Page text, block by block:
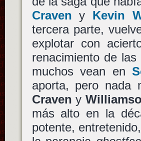
Craven y Kevin
tercera parte,
explotar con
renacimiento de
muchos vean en
aporta, pero nada
Craven y
más alto en la
potente,